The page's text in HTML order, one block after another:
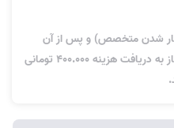
شدن متخصص) و پس از آن
عدم توافق بین طرفین، متخصص مجاز به دریافت هزینه 400.000 تومانی